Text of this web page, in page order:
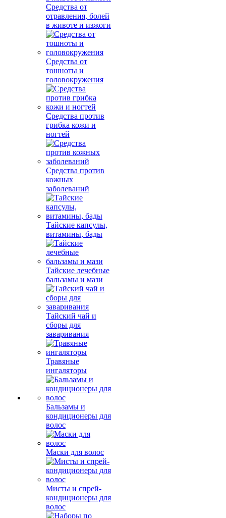
Средства от
отравления, болей
в животе и изжоги
Средства от
тошноты и
головокружения
Средства против
грибка кожи и
ногтей
Средства против
кожных
заболеваний
Тайские капсулы,
витамины, бады
Тайские лечебные
бальзамы и мази
Тайский чай и
сборы для
заваривания
Травяные
ингаляторы
Бальзамы и
кондиционеры для
волос
Маски для волос
Мисты и спрей-
кондиционеры для
волос